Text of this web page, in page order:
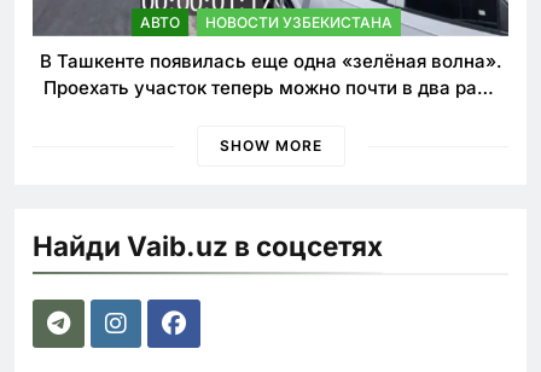
АВТО НОВОСТИ УЗБЕКИСТАНА
В Ташкенте появилась еще одна «зелёная волна».
Проехать участок теперь можно почти в два раза
SHOW MORE
Найди Vaib.uz в соцсетях